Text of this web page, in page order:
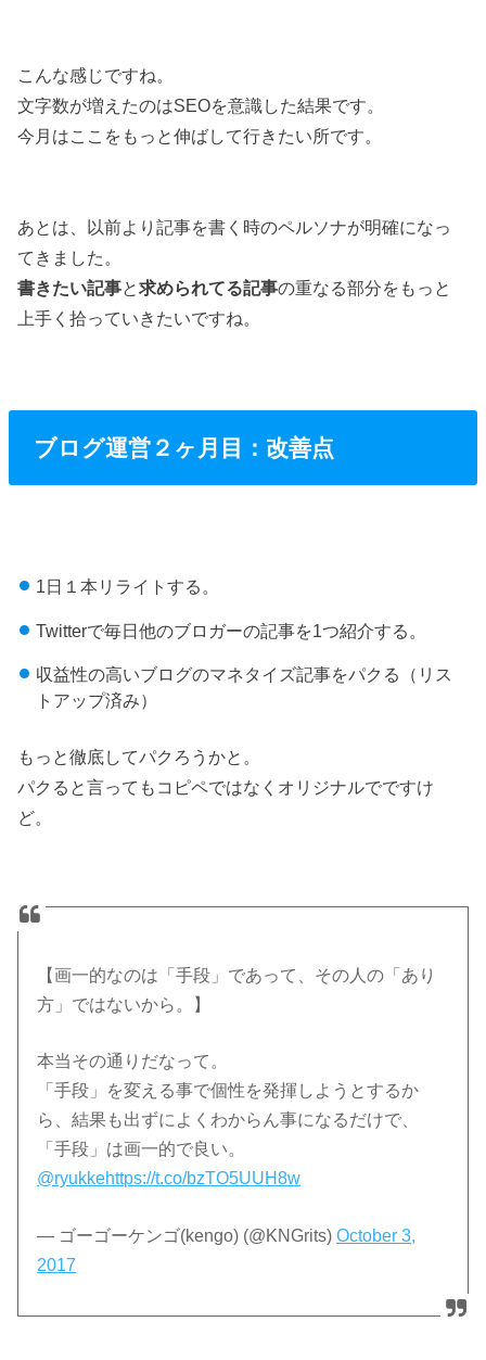
こんな感じですね。
文字数が増えたのはSEOを意識した結果です。
今月はここをもっと伸ばして行きたい所です。
あとは、以前より記事を書く時のペルソナが明確になっ
てきました。
書きたい記事と求められてる記事の重なる部分をもっと
上手く拾っていきたいですね。
ブログ運営２ヶ月目：改善点
1日１本リライトする。
Twitterで毎日他のブロガーの記事を1つ紹介する。
収益性の高いブログのマネタイズ記事をパクる（リス
トアップ済み）
もっと徹底してパクろうかと。
パクると言ってもコピペではなくオリジナルでですけ
ど。
【画一的なのは「手段」であって、その人の「あり
方」ではないから。】
本当その通りだなって。
「手段」を変える事で個性を発揮しようとするか
ら、結果も出ずによくわからん事になるだけで、
「手段」は画一的で良い。
@ryukkehttps://t.co/bzTO5UUH8w
— ゴーゴーケンゴ(kengo) (@KNGrits)October 3,
2017